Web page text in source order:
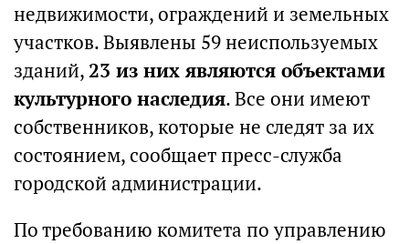
недвижимости, ограждений и земельных
участков. Выявлены 59 неиспользуемых
зданий,23 из них являются объектами
культурного наследия. Все они имеют
собственников, которые не следят за их
состоянием, сообщает пресс-служба
городской администрации.
По требованию комитета по управлению